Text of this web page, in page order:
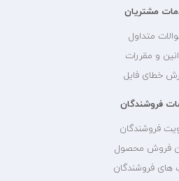
مشتریان
متداول
و مقررات
خطای فایل
فروشندگان
فروشندگان
فروش محصول
های فروشندگان